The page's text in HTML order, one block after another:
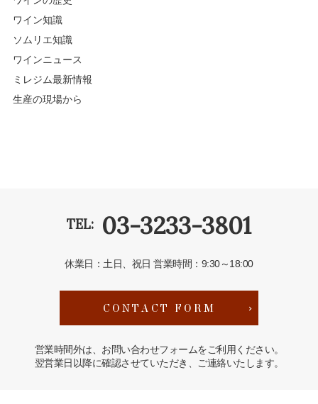
ワイン知識
ソムリエ知識
ワインニュース
ミレジム最新情報
生産の現場から
TEL: 03-3233-3801
休業日：土日、祝日営業時間：9:30～18:00
CONTACT FORM
営業時間外は、お問い合わせフォームをご利用ください。
翌営業日以降に確認させていただき、ご連絡いたします。